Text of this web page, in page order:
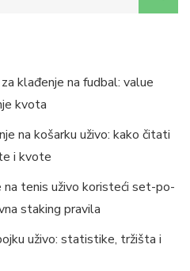
klađenje na fudbal: value
kvota
na košarku uživo: kako čitati
i kvote
na tenis uživo koristeći set-po-
staking pravila
uživo: statistike, tržišta i